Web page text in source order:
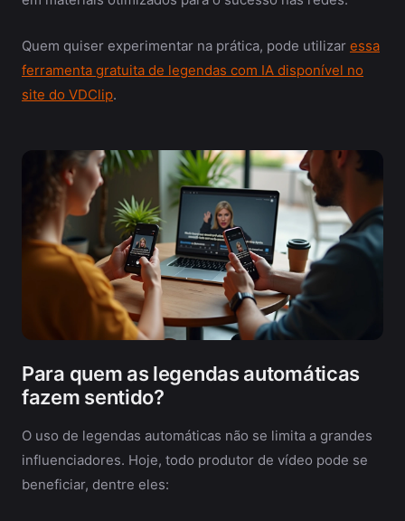
Quem quiser experimentar na prática, pode utilizar essa
ferramenta gratuita de legendas com IA disponível no
site do VDClip.
Para quem as legendas automáticas
fazem sentido?
O uso de legendas automáticas não se limita a grandes
influenciadores. Hoje, todo produtor de vídeo pode se
beneficiar, dentre eles: